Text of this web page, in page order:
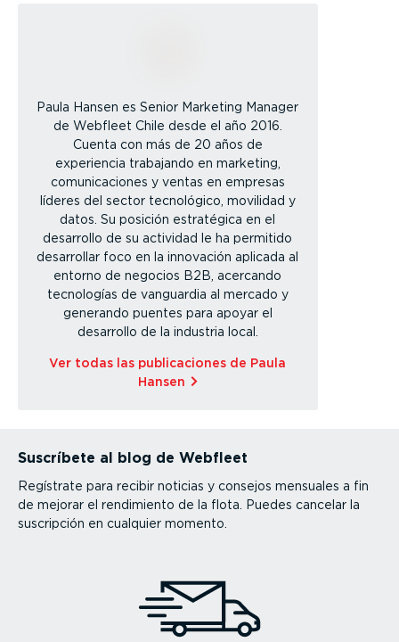
Paula Hansen es Senior Marketing Manager
de Webfleet Chile desde el año 2016.
Cuenta con más de 20 años de
experiencia trabajando en marketing,
comunicaciones y ventas en empresas
líderes del sector tecnológico, movilidad y
datos. Su posición estratégica en el
desarrollo de su actividad le ha permitido
desarrollar foco en la innovación aplicada al
entorno de negocios B2B, acercando
tecnologías de vanguardia al mercado y
generando puentes para apoyar el
desarrollo de la industria local.
Ver todas las publicaciones de Paula
Hansen
Suscríbete al blog de Webfleet
Regístrate para recibir noticias y consejos mensuales a fin
de mejorar el rendimiento de la flota. Puedes cancelar la
suscripción en cualquier momento.